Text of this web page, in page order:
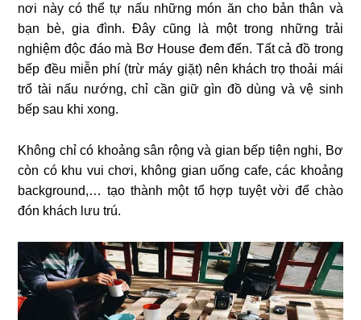
nơi này có thể tự nấu những món ăn cho bản thân và
bạn bè, gia đình. Đây cũng là một trong những trải
nghiệm độc đáo mà Bơ House đem đến. Tất cả đồ trong
bếp đều miễn phí (trừ máy giặt) nên khách trọ thoải mái
trổ tài nấu nướng, chỉ cần giữ gìn đồ dùng và vệ sinh
bếp sau khi xong.
Không chỉ có khoảng sân rộng và gian bếp tiện nghi, Bơ
còn có khu vui chơi, không gian uống cafe, các khoảng
background,… tạo thành một tổ hợp tuyệt vời để chào
đón khách lưu trú.